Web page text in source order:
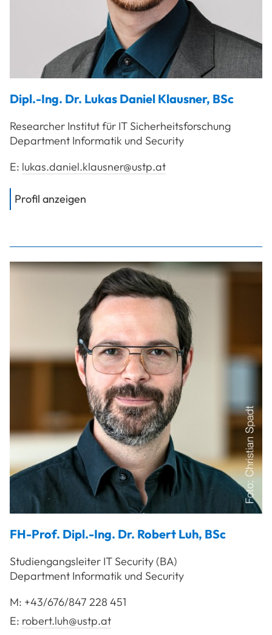
Dipl.-Ing. Dr. Lukas Daniel Klausner, BSc
Researcher Institut für IT Sicherheitsforschung
Department Informatik und Security
E: lukas.daniel.klausner@ustp.at
Profil anzeigen
FH-Prof. Dipl.-Ing. Dr. Robert Luh, BSc
Studiengangsleiter IT Security (BA)
Department Informatik und Security
M: +43/676/847 228 451
E: robert.luh@ustp.at